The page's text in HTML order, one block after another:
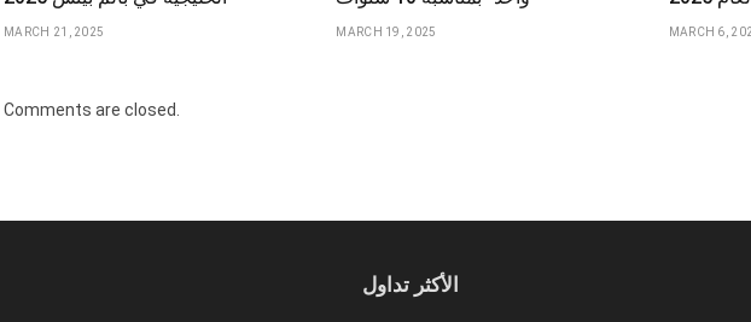
MARCH 21, 2025 MARCH 19, 2025 MARCH 6,
Comments are closed.
الأكثر تداول